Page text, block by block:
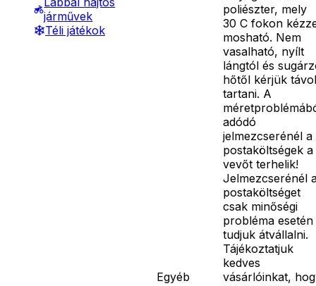
járművek
Téli játékok
Egyéb
poliészter, mely
30 C fokon
mosható. Nem
vasalható, nyílt
lángtól és
hőtől kérjük távol
tartani. A
adódó
jelmezcserénél a
postaköltségek a
vevőt terhelik!
Jelmezcserénél
postaköltséget
csak minőségi
probléma esetén
tudjuk átvállalni.
Tájékoztatjuk
kedves
vásárlóinkat,